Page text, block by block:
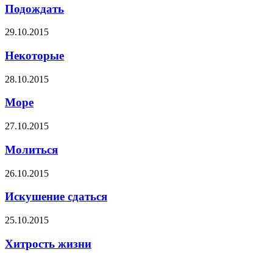
Подождать
29.10.2015
Некоторые
28.10.2015
Море
27.10.2015
Молиться
26.10.2015
Искушение сдаться
25.10.2015
Хитрость жизни